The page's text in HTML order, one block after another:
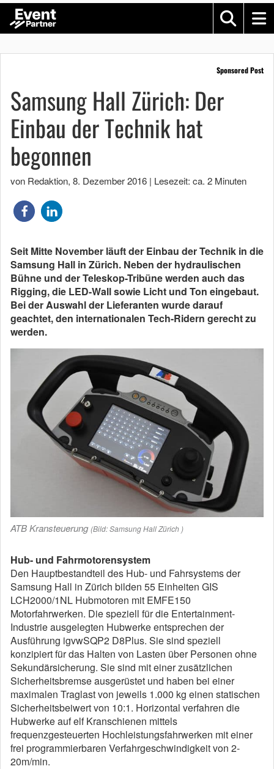
Sponsored Post
Samsung Hall Zürich: Der
Einbau der Technik hat
begonnen
von Redaktion, 8. Dezember 2016 | Lesezeit: ca. 2 Minuten
Seit Mitte November läuft der Einbau der Technik in die
Samsung Hall in Zürich. Neben der hydraulischen
Bühne und der Teleskop-Tribüne werden auch das
Rigging, die LED-Wall sowie Licht und Ton eingebaut.
Bei der Auswahl der Lieferanten wurde darauf
geachtet, den internationalen Tech-Ridern gerecht zu
werden.
ATB Kransteuerung(Bild: Samsung Hall Zürich )
Hub- und Fahrmotorensystem
Den Hauptbestandteil des Hub- und Fahrsystems der
Samsung Hall in Zürich bilden 55 Einheiten GIS
LCH2000/1NL Hubmotoren mit EMFE150
Motorfahrwerken. Die speziell für die Entertainment-
Industrie ausgelegten Hubwerke entsprechen der
Ausführung igvwSQP2 D8Plus. Sie sind speziell
konzipiert für das Halten von Lasten über Personen ohne
Sekundärsicherung. Sie sind mit einer zusätzlichen
Sicherheitsbremse ausgerüstet und haben bei einer
maximalen Traglast von jeweils 1.000 kg einen statischen
Sicherheitsbeiwert von 10:1. Horizontal verfahren die
Hubwerke auf elf Kranschienen mittels
frequenzgesteuerten Hochleistungsfahrwerken mit einer
frei programmierbaren Verfahrgeschwindigkeit von 2-
20m/min.